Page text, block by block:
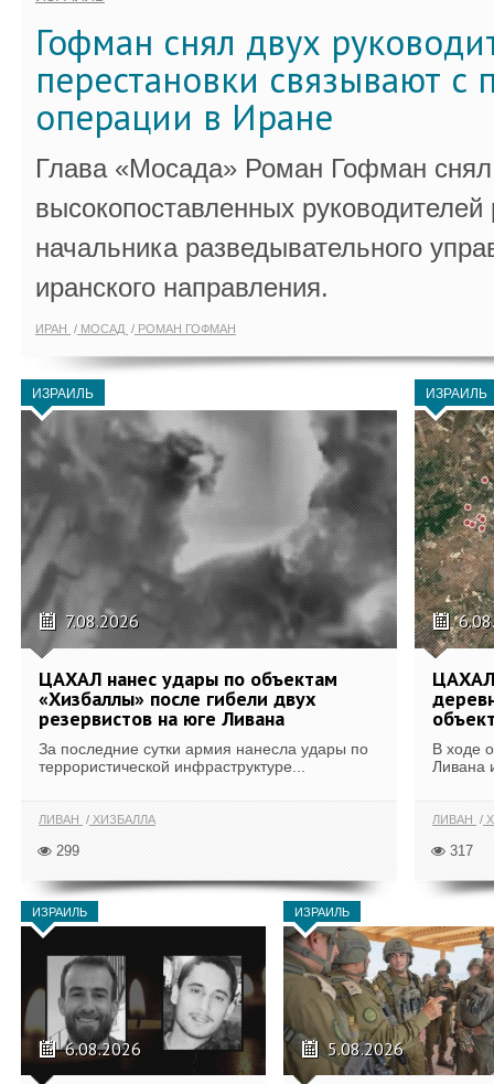
Гофман снял двух
перестановки связывают с
операции в Иране
Глава «Мосада» Роман Гофман снял
высокопоставленных
начальника разведывательного
иранского направления.
ИРАН МОСАД РОМАН ГОФМАН
ИЗРАИЛЬ
7.08.2026
ЦАХАЛ нанес удары по объектам
«Хизбаллы» после гибели двух
резервистов на юге Ливана
За последние сутки армия нанесла удары по
террористической инфраструктуре...
ЛИВАН ХИЗБАЛЛА
299
ИЗРАИЛЬ
В ходе
Ливана
ЛИВАН
317
ИЗРАИЛЬ
6.08.2026
ИЗРАИЛЬ
5.08.2026